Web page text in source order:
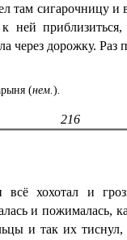
там сигарочницу и
ней
через дорожку. Раз
(нем.).
216
всё хохотал и
и пожималась,
и так их тиснул,